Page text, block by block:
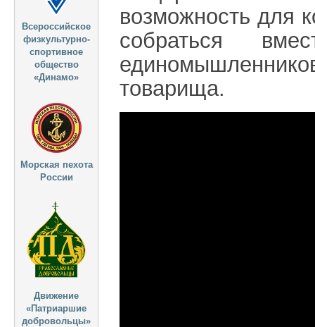
возможность для
собраться
товарища.
Всероссийское
физкультурно-
спортивное
общество
«Динамо»
Морская пехота
России
Движение
«Патриаршие
добровольцы»